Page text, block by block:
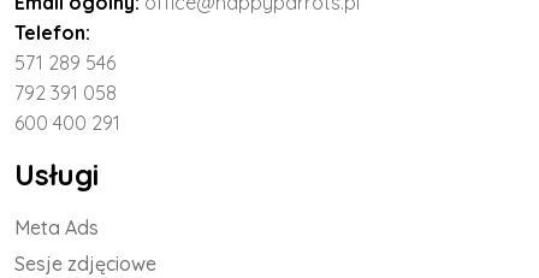
Telefon:
571 289 546
792 391 058
600 400 291
Usługi
Meta Ads
Sesje zdjęciowe